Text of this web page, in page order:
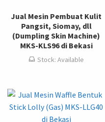
Jual Mesin Pembuat Kulit
Pangsit, Siomay, dll
(Dumpling Skin Machine)
MKS-KLS96 di Bekasi
Stock: Available